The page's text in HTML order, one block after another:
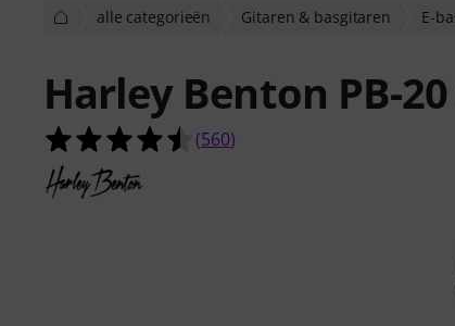
alle categorieën Gitaren & basgitaren E-
Harley Benton PB-
4.5 van de 5 sterren van 560
(560)